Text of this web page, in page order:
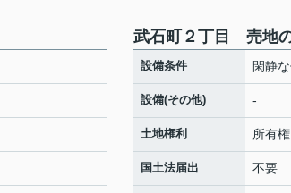
武石町２丁目 売地
設備条件 閑静
設備(その他) -
土地権利 所有権
国土法届出 不要